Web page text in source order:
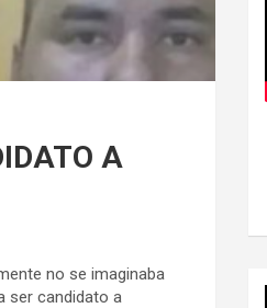
A
no se imaginaba
ser candidato a